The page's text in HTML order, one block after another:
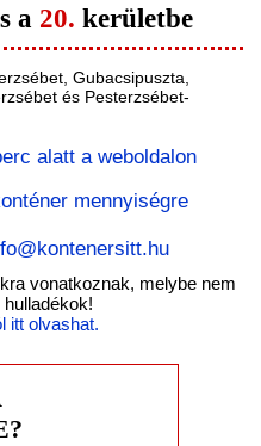
a 20. kerületbe
Gubacsipuszta,
és Pesterzsébet-
alatt a weboldalon
mennyiségre
vonatkoznak, melybe nem
itt olvashat.